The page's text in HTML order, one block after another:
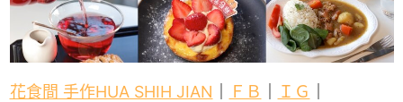
花食間 手作HUA SHIH JIAN ＦＢ ＩＧ